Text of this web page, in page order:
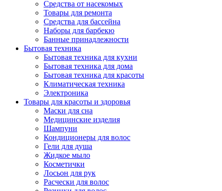
Средства от насекомых
Товары для ремонта
Средства для бассейна
Наборы для барбекю
Банные принадлежности
Бытовая техника
Бытовая техника для кухни
Бытовая техника для дома
Бытовая техника для красоты
Климатическая техника
Электроника
Товары для красоты и здоровья
Маски для сна
Медицинские изделия
Шампуни
Кондиционеры для волос
Гели для душа
Жидкое мыло
Косметички
Лосьон для рук
Расчески для волос